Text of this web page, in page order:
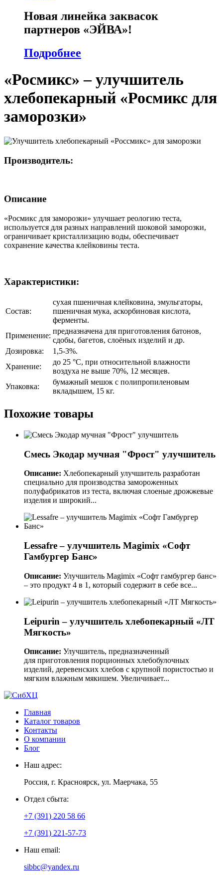
Новая линейка заквасок
партнеров «ЭЙВА»!
Подробнее
«Росмикс» – улучшитель
хлебопекарный «Росмикс для
заморозки»
Производитель:
Описание
«Росмикс для заморозки» улучшает реологию теста,
используется для разных направлений шоковой заморозки,
ограничивает кристаллизацию воды, обеспечивает
сохранение качества клейковины теста.
Характеристики:
Состав:
сухая пшеничная клейковина, эмульгаторы,
пшеничная мука, аскорбиновая кислота,
ферменты.
Применение:
предназначена для приготовления батонов,
сдобы, багетов, слоёных изделий и др.
Дозировка:
1,5-3%.
Хранение:
до 25 °C, при относительной влажности
воздуха не выше 70%, 12 месяцев.
Упаковка:
бумажный мешок с полипропиленовым
вкладышем, 15 кг.
Похожие товары
Смесь Экодар мучная "Фрост" улучшитель
Описание: Хлебопекарный улучшитель разработан
специально для производства замороженных
полуфабрикатов из теста, включая слоеные дрожжевые
изделия и широкий...
Lessafre – улучшитель Magimix «Софт
Гамбургер Банс»
Описание: Улучшитель Magimix «Софт гамбургер банс»
– это продукт 4 в 1, который содержит в себе все...
Leipurin – улучшитель хлебопекарный «ЛТ
Мягкость»
Описание: Улучшитель, предназначенный
для приготовления порционных хлебобулочных
изделий, деревенских хлебов с крупной пористостью и
мягким влажным мякишем. Увеличивает...
Главная
Каталог товаров
Контакты
О компании
Блог
Наш адрес:
Россия, г. Красноярск, ул. Маерчака, 55
Отдел сбыта:
+7 (391) 220 58 66
+7 (391) 221-57-73
Наш email:
sibbc@yandex.ru